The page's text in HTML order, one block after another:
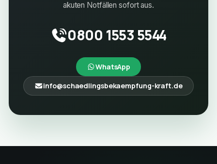
akuten Notfällen sofort aus.
0800 1553 5544
WhatsApp
info@schaedlingsbekaempfung-kraft.de